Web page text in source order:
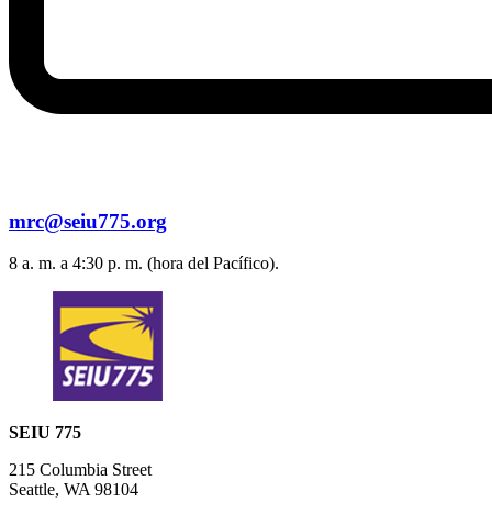
mrc@seiu775.org
8 a. m. a 4:30 p. m. (hora del Pacífico).
SEIU 775
215 Columbia Street
Seattle, WA 98104